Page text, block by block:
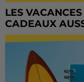
LES
CADEAUX